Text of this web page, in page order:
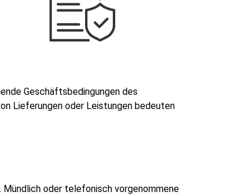
Geschäftsbedingungen des
Lieferungen oder Leistungen bedeuten
oder telefonisch vorgenommene